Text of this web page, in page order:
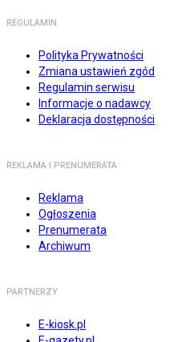
REGULAMIN
Polityka Prywatności
Zmiana ustawień zgód
Regulamin serwisu
Informacje o nadawcy
Deklaracja dostępności
REKLAMA I PRENUMERATA
Reklama
Ogłoszenia
Prenumerata
Archiwum
PARTNERZY
E-kiosk.pl